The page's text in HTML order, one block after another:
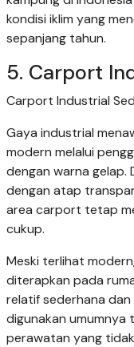
kondisi iklim yang
sepanjang tahun.
5. Carport
Carport Industrial
Gaya industrial
modern melalui
dengan warna gelap.
dengan atap
area carport tetap
cukup.
Meski terlihat
diterapkan pada
relatif sederhana dan
digunakan umumnya
perawatan yang